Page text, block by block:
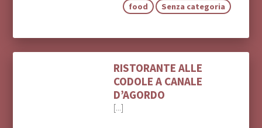
food Senza categoria
RISTORANTE ALLE
CODOLE A CANALE
D’AGORDO
[...]